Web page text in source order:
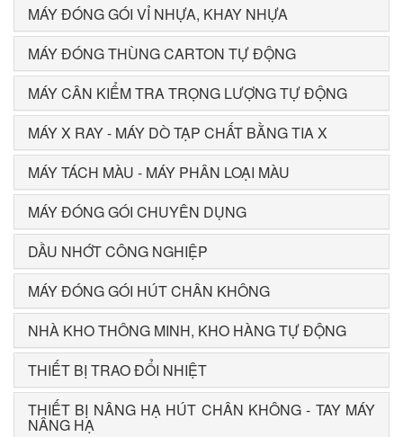
MÁY ĐÓNG GÓI VỈ NHỰA, KHAY NHỰA
MÁY ĐÓNG THÙNG CARTON TỰ ĐỘNG
MÁY CÂN KIỂM TRA TRỌNG LƯỢNG TỰ ĐỘNG
MÁY X RAY - MÁY DÒ TẠP CHẤT BẰNG TIA X
MÁY TÁCH MÀU - MÁY PHÂN LOẠI MÀU
MÁY ĐÓNG GÓI CHUYÊN DỤNG
DẦU NHỚT CÔNG NGHIỆP
MÁY ĐÓNG GÓI HÚT CHÂN KHÔNG
NHÀ KHO THÔNG MINH, KHO HÀNG TỰ ĐỘNG
THIẾT BỊ TRAO ĐỔI NHIỆT
THIẾT BỊ NÂNG HẠ HÚT CHÂN KHÔNG - TAY MÁY
NÂNG HẠ